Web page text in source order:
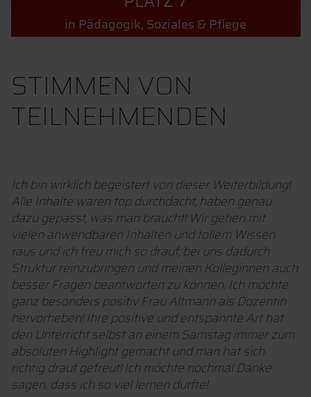
in Pädagogik, Soziales & Pflege
STIMMEN VON
TEILNEHMENDEN
Ich bin wirklich begeistert von dieser Weiterbildung!
Alle Inhalte waren top durchdacht, haben genau
dazu gepasst, was man braucht! Wir gehen mit
vielen anwendbaren Inhalten und tollem Wissen
raus und ich freu mich so drauf, bei uns dadurch
Struktur reinzubringen und meinen Kolleginnen auch
besser Fragen beantworten zu können. Ich möchte
ganz besonders positiv Frau Altmann als Dozentin
hervorheben! Ihre positive und entspannte Art hat
den Unterricht selbst an einem Samstag immer zum
absoluten Highlight gemacht und man hat sich
richtig drauf gefreut! Ich möchte nochmal Danke
sagen, dass ich so viel lernen durfte!